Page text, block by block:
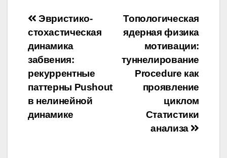
Навигация
по
записям
Топологическая
ядерная физика
мотивации:
туннелирование
Procedure как
проявление
циклом
Статистики
анализа
Эвристико-
стохастическая
динамика
забвения:
рекуррентные
паттерны Pushout
в нелинейной
динамике